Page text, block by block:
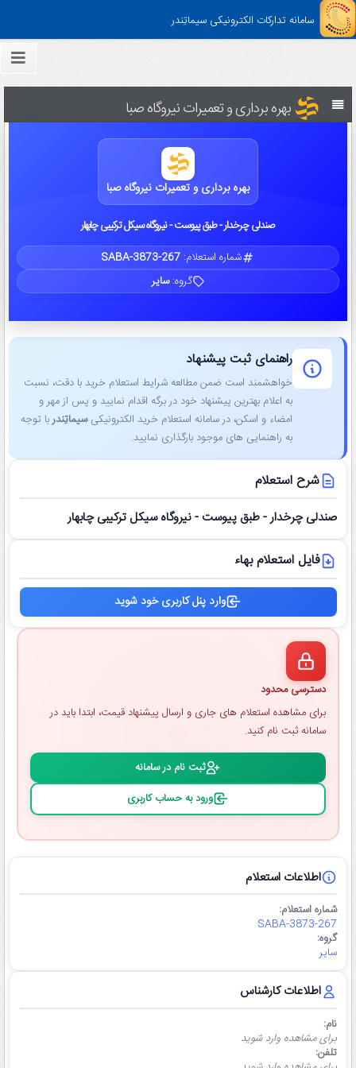
سامانه تدارکات الکترونیکی سیماتِندر
بهره برداری و تعمیرات نیروگاه صبا
بهره برداری و تعمیرات نیروگاه صبا
صندلی چرخدار - طبق پیوست - نیروگاه سیکل ترکیبی چابهار
شماره استعلام: SABA-3873-267
گروه:سایر
اطلاعات استعلام
شماره استعلام:
SABA-3873-267
گروه:
سایر
اطلاعات کارشناس
نام:
برای مشاهده وارد شوید
تلفن:
راهنمای ثبت پیشنهاد
خواهشمند است ضمن مطالعه شرایط استعلام خرید با دقت، نسبت
به اعلام بهترین پیشنهاد خود در برگه اقدام نمایید و پس از مهر و
امضاء و اسکن، در سامانه استعلام خرید الکترونیکیسیماتِندربا توجه
به راهنمایی ‌های موجود بارگذاری نمایید.
شرح استعلام
صندلی چرخدار - طبق پیوست - نیروگاه سیکل ترکیبی چابهار
فایل استعلام بهاء
وارد پنل کاربری خود شوید
دسترسی محدود
برای مشاهده استعلام ‌های جاری و ارسال پیشنهاد قیمت، ابتدا باید در
سامانه ثبت ‌نام کنید.
ثبت ‌نام در سامانه
ورود به حساب کاربری